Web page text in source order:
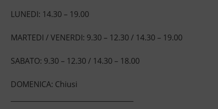
LUNEDI: 14.30 – 19.00
MARTEDI / VENERDI: 9.30 – 12.30 / 14.30 – 19.00
SABATO: 9.30 – 12.30 / 14.30 – 18.00
DOMENICA: Chiusi